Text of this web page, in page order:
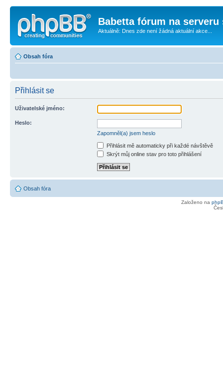
Babetta fórum na serveru
Aktuálně: Dnes zde není žádná aktuální akce...
Obsah fóra
Přihlásit se
Uživatelské jméno:
Heslo:
Zapomněl(a) jsem heslo
Přihlásit mě automaticky při každé návštěvě
Skrýt můj online stav pro toto přihlášení
Obsah fóra
Založeno na